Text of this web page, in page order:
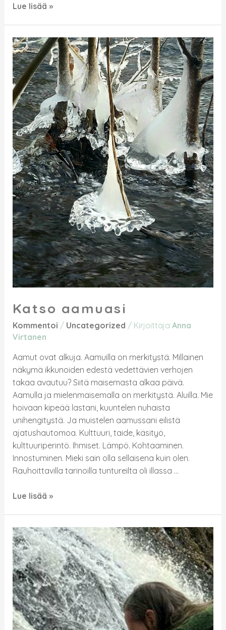
Lue lisää »
Katso aamuasi
Kommentoi / Uncategorized / Kirjoittaja Anna
Virtanen
Aamut ovat alkuja. Aamuilla on merkitystä. Millainen
näkymä ikkunoiden edestä vedettävien verhojen
takaa avautuu? Siitä maisemasta alkaa päivä.
Aamulla ja mielenmaisemalla on merkitystä. Aluilla. Mie
hoivaan kipeää lastani, kuuntelen nuhaista
unihengitystä. Ja muistelen aamussani eilistä
ajatushautomoa. Kulttuuri, taide, käsityö,
kulttuuriperintö. Ihmiset. Lämpö. Kohtaaminen.
Innostuminen. Mieki sain olla sellaisena kuin olen.
Rauhoittavilla tarinoilla tuntureilta oli illassa …
Lue lisää »